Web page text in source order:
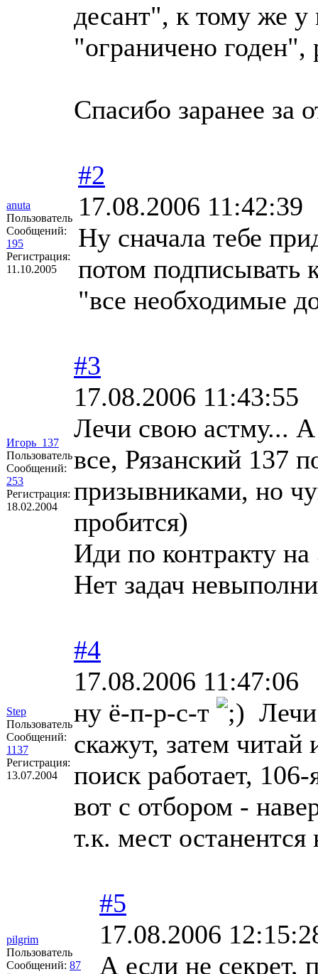
десант", к тому же
"ограничено годен",
Спасибо заранее за
anuta
Пользователь
Сообщений:
195
Регистрация:
11.10.2005
#2
17.08.2006 11:42:39
Ну сначала тебе
потом подписывать
"все необходимые
Игорь_137
Пользователь
Сообщений:
253
Регистрация:
18.02.2004
#3
17.08.2006 11:43:55
Лечи свою астму...
все, Рязанский 137
призывниками, но
пробится)
Иди по контракту на
Нет задач
Step
Пользователь
Сообщений:
1137
Регистрация:
13.07.2004
#4
17.08.2006 11:47:06
ну ё-п-р-с-т
скажут, затем
поиск работает, 106-
вот с отбором -
т.к. мест
pilgrim
Пользователь
Сообщений: 87
#5
17.08.2006
А если не секрет,